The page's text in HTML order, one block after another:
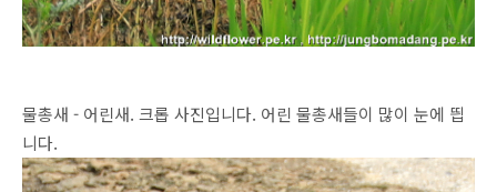
물총새 - 어린새. 크롭 사진입니다. 어린 물총새들이 많이 눈에 띕
니다.